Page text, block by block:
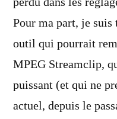
Pour ma part, je suis
outil qui pourrait
MPEG Streamclip,
puissant (et qui ne
actuel, depuis le